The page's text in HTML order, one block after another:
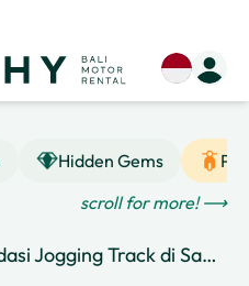
Hidden Gems
scroll for more! ⟶
Track di Sanur dengan View Indah